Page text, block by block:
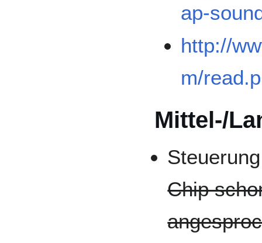
ap-
http://
m/
Mittel-/
Chip